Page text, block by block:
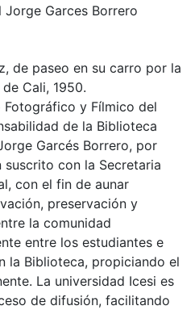
Garces Borrero
de paseo en su carro por la
Cali, 1950.
y Fílmico del
de la Biblioteca
Garcés Borrero, por
con la Secretaria
con el fin de aunar
preservación y
la comunidad
entre los estudiantes e
la Biblioteca, propiciando el
La universidad Icesi es
de difusión, facilitando